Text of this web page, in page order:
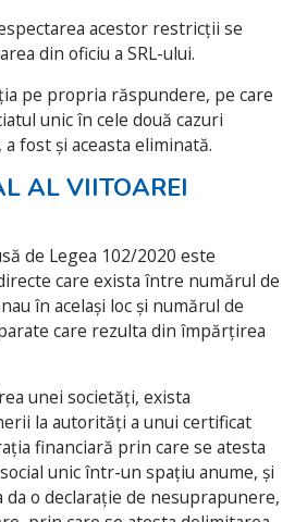
acestor restricții se
din oficiu a SRL-ului.
pe propria răspundere, pe care
unic în cele două cazuri
fost și aceasta eliminată.
AL VIITOAREI
de Legea 102/2020 este
care exista între numărul de
în același loc și numărul de
care rezulta din împărțirea
unei societăți, exista
la autorități a unui certificat
financiară prin care se atesta
unic într-un spațiu anume, și
o declarație de nesuprapunere,